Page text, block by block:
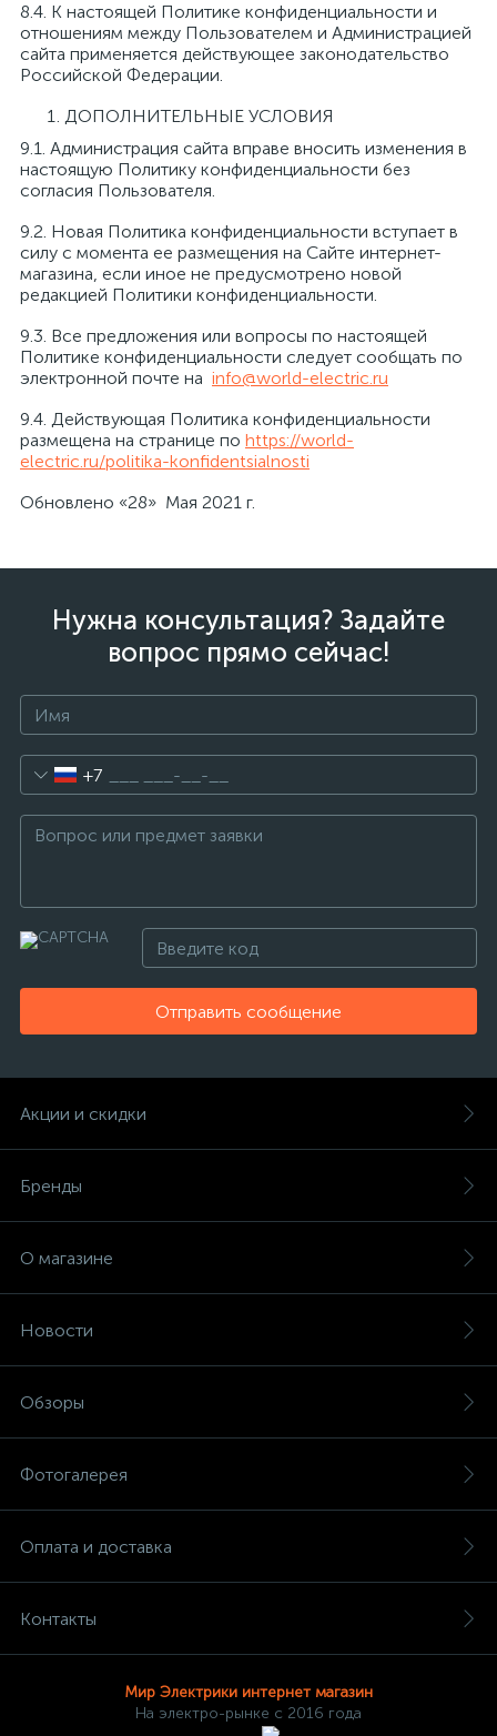
8.4. К настоящей Политике конфиденциальности и
отношениям между Пользователем и Администрацией
сайта применяется действующее законодательство
Российской Федерации.
ДОПОЛНИТЕЛЬНЫЕ УСЛОВИЯ
9.1. Администрация сайта вправе вносить изменения в
настоящую Политику конфиденциальности без
согласия Пользователя.
9.2. Новая Политика конфиденциальности вступает в
силу с момента ее размещения на Сайте интернет-
магазина, если иное не предусмотрено новой
редакцией Политики конфиденциальности.
9.3. Все предложения или вопросы по настоящей
Политике конфиденциальности следует сообщать по
электронной почте на info@world-electric.ru
9.4. Действующая Политика конфиденциальности
размещена на странице по https://world-
electric.ru/politika-konfidentsialnosti
Обновлено «28» Мая 2021 г.
Нужна консультация? Задайте
вопрос прямо сейчас!
+7
Отправить сообщение
Акции и скидки
Бренды
О магазине
Новости
Обзоры
Фотогалерея
Оплата и доставка
Контакты
Мир Электрики интернет магазин
На электро-рынке с 2016 года